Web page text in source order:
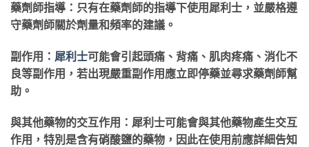
藥劑師指導：只有在藥劑師的指導下使用犀利士，並嚴格遵
守藥劑師關於劑量和頻率的建議。
副作用： 犀利士可能會引起頭痛、背痛、肌肉疼痛、消化不
良等副作用，若出現嚴重副作用應立即停藥並尋求藥劑師幫
助。
與其他藥物的交互作用：犀利士可能會與其他藥物產生交互
作用，特別是含有硝酸鹽的藥物，因此在使用前應詳細告知